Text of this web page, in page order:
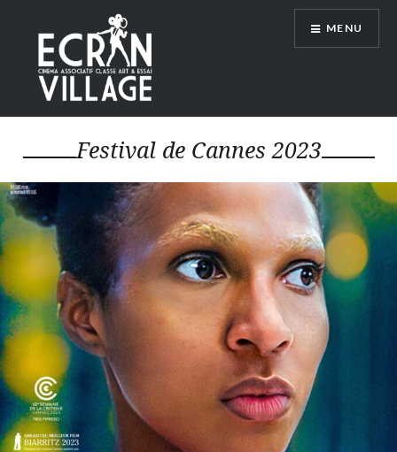
contenu
principal
ÉCRAN VILLAGE
MENU
Festival de Cannes 2023